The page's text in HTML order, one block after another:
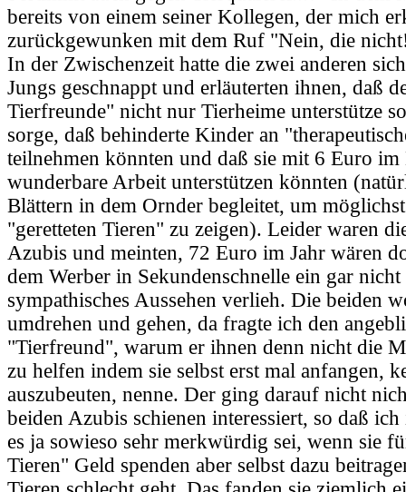
bereits von einem seiner Kollegen, der mich
zurückgewunken mit dem Ruf "Nein, die
In der Zwischenzeit hatte die zwei anderen
Jungs geschnappt und erläuterten ihnen, daß
Tierfreunde" nicht nur Tierheime unterstütze
sorge, daß behinderte Kinder an
teilnehmen könnten und daß sie mit 6 Euro im
wunderbare Arbeit unterstützen könnten
Blättern in dem Ornder begleitet, um
"geretteten Tieren" zu zeigen). Leider waren
Azubis und meinten, 72 Euro im Jahr wären
dem Werber in Sekundenschnelle ein gar nicht
sympathisches Aussehen verlieh. Die beiden
umdrehen und gehen, da fragte ich den
"Tierfreund", warum er ihnen denn nicht die
zu helfen indem sie selbst erst mal anfangen,
auszubeuten, nenne. Der ging darauf nicht
beiden Azubis schienen interessiert, so daß
es ja sowieso sehr merkwürdig sei, wenn sie
Tieren" Geld spenden aber selbst dazu